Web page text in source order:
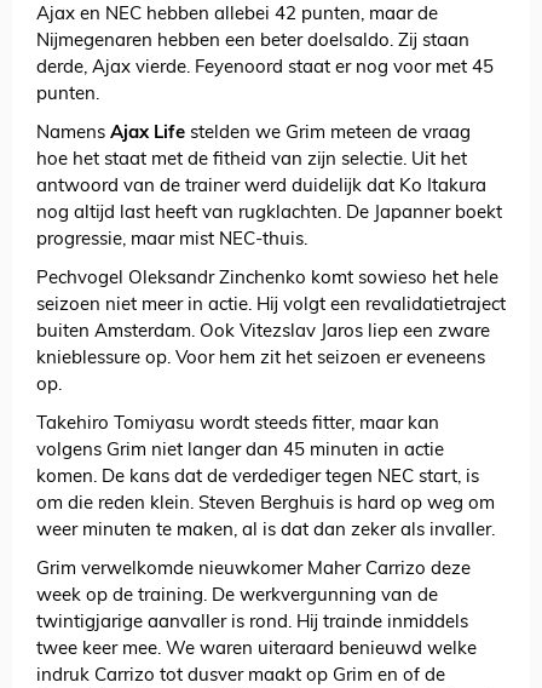
Ajax en NEC hebben allebei 42 punten, maar de
Nijmegenaren hebben een beter doelsaldo. Zij staan
derde, Ajax vierde. Feyenoord staat er nog voor met 45
punten.
Namens Ajax Life stelden we Grim meteen de vraag
hoe het staat met de fitheid van zijn selectie. Uit het
antwoord van de trainer werd duidelijk dat Ko Itakura
nog altijd last heeft van rugklachten. De Japanner boekt
progressie, maar mist NEC-thuis.
Pechvogel Oleksandr Zinchenko komt sowieso het hele
seizoen niet meer in actie. Hij volgt een revalidatietraject
buiten Amsterdam. Ook Vitezslav Jaros liep een zware
knieblessure op. Voor hem zit het seizoen er eveneens
op.
Takehiro Tomiyasu wordt steeds fitter, maar kan
volgens Grim niet langer dan 45 minuten in actie
komen. De kans dat de verdediger tegen NEC start, is
om die reden klein. Steven Berghuis is hard op weg om
weer minuten te maken, al is dat dan zeker als invaller.
Grim verwelkomde nieuwkomer Maher Carrizo deze
week op de training. De werkvergunning van de
twintigjarige aanvaller is rond. Hij trainde inmiddels
twee keer mee. We waren uiteraard benieuwd welke
indruk Carrizo tot dusver maakt op Grim en of de